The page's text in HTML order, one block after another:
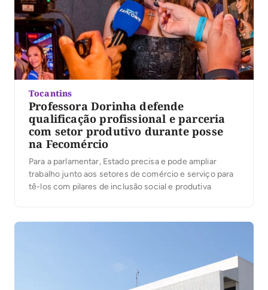
Tocantins
Professora Dorinha defende
qualificação profissional e parceria
com setor produtivo durante posse
na Fecomércio
Para a parlamentar, Estado precisa e pode ampliar
trabalho junto aos setores de comércio e serviço para
tê-los com pilares de inclusão social e produtiva